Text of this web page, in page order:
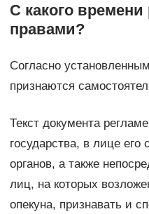
С какого времени
правами?
Согласно
признаются
Текст документа
государства, в лице
органов, а также
лиц, на которых
опекуна, признавать и